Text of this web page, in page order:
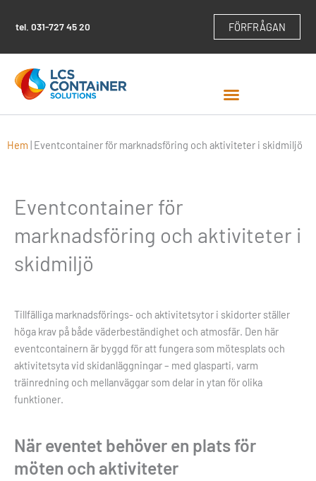
tel.031-727 45 20 FÖRFRÅGAN
Hem | Eventcontainer för marknadsföring och aktiviteter i skidmiljö
Eventcontainer för
marknadsföring och aktiviteter i
skidmiljö
Tillfälliga marknadsförings- och aktivitetsytor i skidorter ställer
höga krav på både väderbeständighet och atmosfär. Den här
eventcontainern är byggd för att fungera som mötesplats och
aktivitetsyta vid skidanläggningar – med glasparti, varm
träinredning och mellanväggar som delar in ytan för olika
funktioner.
När eventet behöver en plats för
möten och aktiviteter